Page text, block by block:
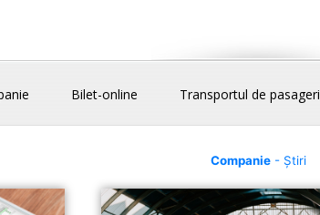
Bilet-online Transportul de pasageri
Companie- Știri